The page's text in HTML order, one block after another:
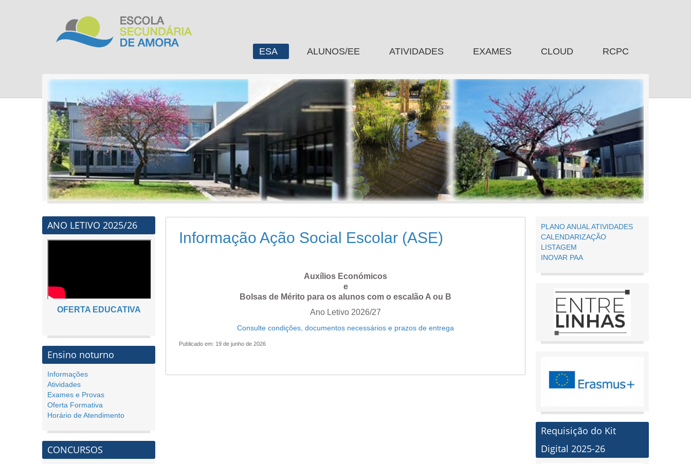
ESA ALUNOS/EE ATIVIDADES EXAMES CLOUD RCPC
Informação Ação Social Escolar (ASE)
Auxílios Económicos
e
Bolsas de Mérito para os alunos com o escalão A ou B
Ano Letivo 2026/27
Consulte condições, documentos necessários e prazos de entrega
Publicado em: 19 de junho de 2026
ANO LETIVO 2025/26
OFERTA EDUCATIVA
Ensino noturno
Informações
Atividades
Exames e Provas
Oferta Formativa
Horário de Atendimento
CONCURSOS
PLANO ANUAL ATIVIDADES
CALENDARIZAÇÃO
LISTAGEM
INOVAR PAA
Requisição do Kit
Digital 2025-26